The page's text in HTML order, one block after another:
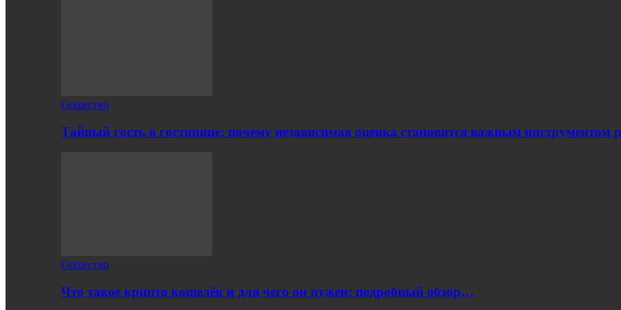
Общество
Тайный гость в гостинице: почему независимая оценка становится важным инструментом
Общество
Что такое крипто кошелёк и для чего он нужен: подробный обзор…